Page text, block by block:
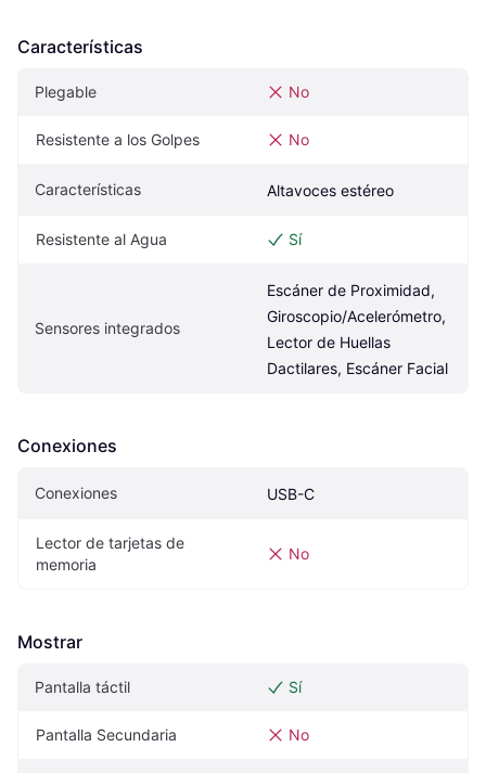
Características
Plegable No
Resistente a los Golpes No
Características Altavoces estéreo
Resistente al Agua Sí
Sensores integrados
Escáner de Proximidad,
Giroscopio/Acelerómetro,
Lector de Huellas
Dactilares, Escáner Facial
Conexiones
Conexiones USB-C
Lector de tarjetas de
memoria
No
Mostrar
Pantalla táctil Sí
Pantalla Secundaria No